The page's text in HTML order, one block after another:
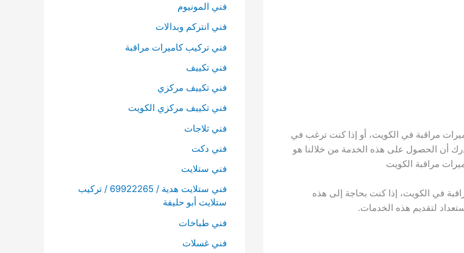
جميع الخدمات. كاميرات المراقبة 51226224 / فني كاميرات مراقبة في الكويت، أو إذا كنت ترغب في
أن الحصول على هذه الخدمة من خلالنا هو
مراقبة الكويت
مراقبة / 51226224 / فني كاميرات مراقبة في الكويت، إذا كنت بحاجة إلى هذه
فني المونيوم
فني انتركم وبدالات
فني تركيب كاميرات مراقبة
فني تكييف
فني تكييف مركزي
فني تكييف مركزي الكويت
فني ثلاجات
فني دكت
فني ستلايت
فني ستلايت هدية / 69922265 / تركيب
ستلايت أبو حليفة
فني طباخات
فني غسلات